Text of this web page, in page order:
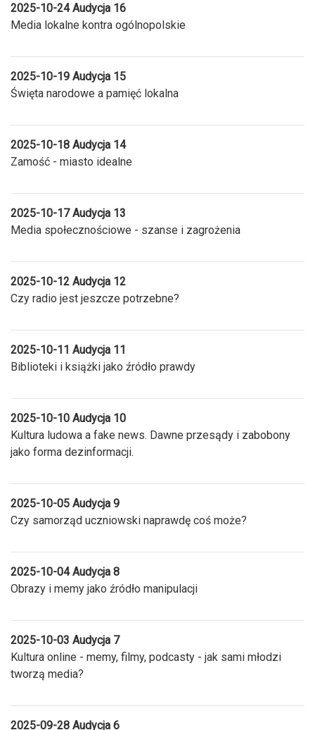
2025-10-24 Audycja 16
Media lokalne kontra ogólnopolskie
2025-10-19 Audycja 15
Święta narodowe a pamięć lokalna
2025-10-18 Audycja 14
Zamość - miasto idealne
2025-10-17 Audycja 13
Media społecznościowe - szanse i zagrożenia
2025-10-12 Audycja 12
Czy radio jest jeszcze potrzebne?
2025-10-11 Audycja 11
Biblioteki i książki jako źródło prawdy
2025-10-10 Audycja 10
Kultura ludowa a fake news. Dawne przesądy i zabobony
jako forma dezinformacji.
2025-10-05 Audycja 9
Czy samorząd uczniowski naprawdę coś może?
2025-10-04 Audycja 8
Obrazy i memy jako źródło manipulacji
2025-10-03 Audycja 7
Kultura online - memy, filmy, podcasty - jak sami młodzi
tworzą media?
2025-09-28 Audycja 6